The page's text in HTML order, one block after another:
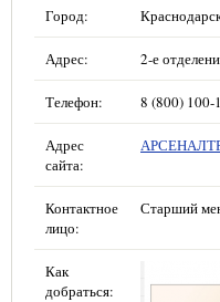
Город:
Адрес: 2-е
Телефон: 8 (800) 100-
Адрес
сайта:
Контактное
лицо:
Старший
Как
добраться: